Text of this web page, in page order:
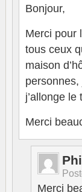
Bonjour,
Merci pour
tous ceux
maison
j’allonge
Merci
Merci